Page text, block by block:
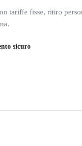
tariffe fisse, ritiro
sicuro